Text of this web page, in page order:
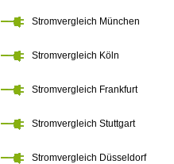
Stromvergleich München
Stromvergleich Köln
Stromvergleich Frankfurt
Stromvergleich Stuttgart
Stromvergleich Düsseldorf